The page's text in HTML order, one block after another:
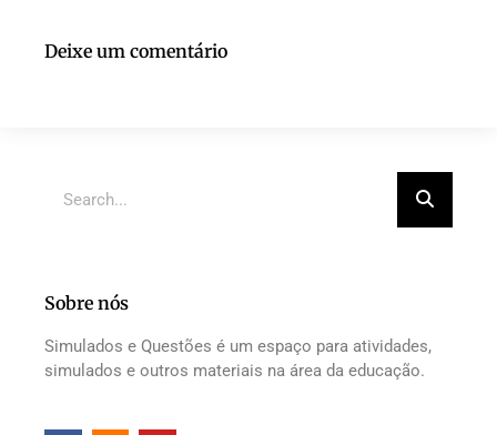
Deixe um comentário
Sobre nós
Simulados e Questões é um espaço para atividades,
simulados e outros materiais na área da educação.